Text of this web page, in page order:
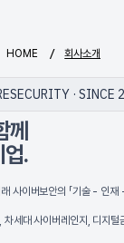
HOME / 회사소개
· SINCE
.
사이버보안의 「기술 - 인재
차세대 사이버레인지, 디지